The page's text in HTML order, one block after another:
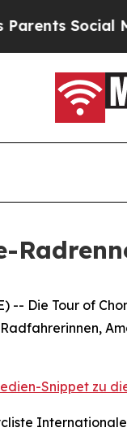
Social
-- Die Tour of
Snippet zu